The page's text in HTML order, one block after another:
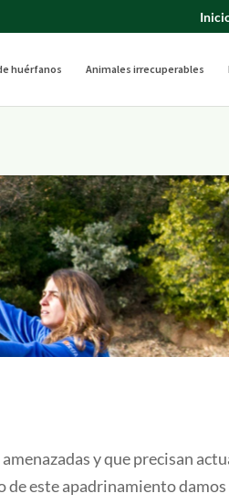
huérfanos Animales irrecuperables
y que precisan
de este apadrinamiento damos